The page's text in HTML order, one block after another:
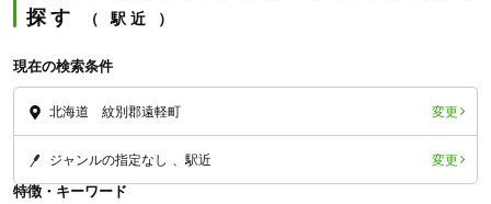
探す
駅近
現在の検索条件
北海道 紋別郡遠軽町 変更
ジャンルの指定なし 駅近 変更
特徴・キーワード
「健康にはりを見た」